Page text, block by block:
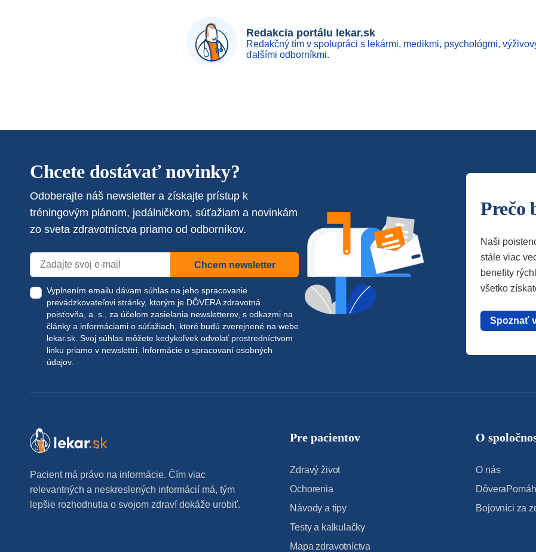
Redakcia portálu lekar.sk
Redakčný tím v spolupráci s lekármi, medikmi, psychológmi,
ďalšími odborníkmi.
Chcete dostávať novinky?
Odoberajte náš newsletter a získajte prístup k
tréningovým plánom, jedálničkom, súťažiam a novinkám
zo sveta zdravotníctva priamo od odborníkov.
Chcem newsletter
Vyplnením emailu dávam súhlas na jeho spracovanie
prevádzkovateľovi stránky, ktorým je DÔVERA zdravotná
poisťovňa, a. s., za účelom zasielania newsletterov, s odkazmi na
články a informáciami o súťažiach, ktoré budú zverejnené na webe
lekar.sk . Svoj súhlas môžete kedykoľvek odvolať prostredníctvom
linku priamo v newslettri. Informácie o spracovaní osobných
údajov.
Prečo
Naši
stále viac
benefity
všetko
Spoznať
Pacient má právo na informácie. Čím viac
relevantných a neskreslených informácií má, tým
lepšie rozhodnutia o svojom zdraví dokáže urobiť.
Pre pacientov
Zdravý život
Ochorenia
Návody a tipy
Testy a kalkulačky
Mapa zdravotníctva
O
O nás
Bojovníci za